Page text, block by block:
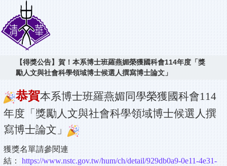
【得獎公告】賀！本系博士班羅燕媚榮獲國科會114年度「獎
勵人文與社會科學領域博士候選人撰寫博士論文」
恭賀本系博士班羅燕媚同學榮獲國科會114
年度「獎勵人文與社會科學領域博士候選人撰
寫博士論文」
獲獎名單請參閱連
結： https://www.nstc.gov.tw/hum/ch/detail/929db0a9-0e11-4e31-